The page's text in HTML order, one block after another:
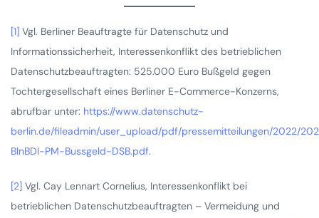
[1] Vgl. Berliner Beauftragte für Datenschutz und
Informationssicherheit, Interessenkonflikt des betrieblichen
Datenschutzbeauftragten: 525.000 Euro Bußgeld gegen
Tochtergesellschaft eines Berliner E-Commerce-Konzerns,
abrufbar unter: https://www.datenschutz-
berlin.de/fileadmin/user_upload/pdf/pressemitteilungen/2022/
BlnBDI-PM-Bussgeld-DSB.pdf.
[2] Vgl. Cay Lennart Cornelius, Interessenkonflikt bei
betrieblichen Datenschutzbeauftragten – Vermeidung und